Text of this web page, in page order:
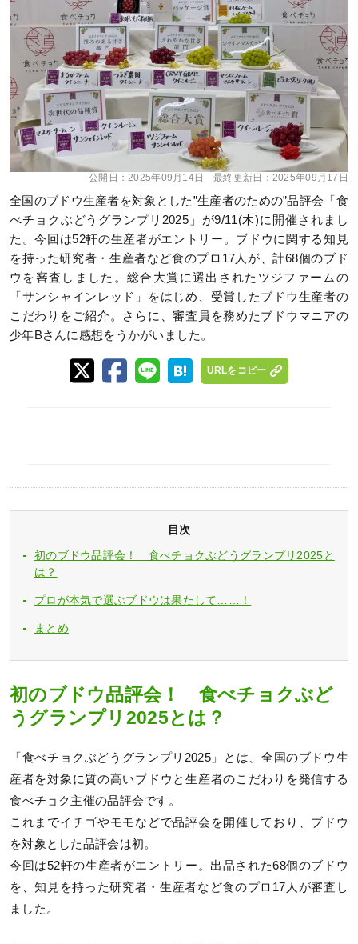
公開日：2025年09月14日 最終更新日： 2025年09月17日
全国のブドウ生産者を対象とした”生産者のための”品評会「食
べチョクぶどうグランプリ2025」が9/11(木)に開催されまし
た。今回は52軒の生産者がエントリー。ブドウに関する知見
を持った研究者・生産者など食のプロ17人が、計68個のブド
ウを審査しました。総合大賞に選出されたツジファームの
「サンシャインレッド」をはじめ、受賞したブドウ生産者の
こだわりをご紹介。さらに、審査員を務めたブドウマニアの
少年Bさんに感想をうかがいました。
URLをコピー
目次
初のブドウ品評会！ 食べチョクぶどうグランプリ2025と
は？
プロが本気で選ぶブドウは果たして……！
まとめ
初のブドウ品評会！ 食べチョクぶど
うグランプリ2025とは？
「食べチョクぶどうグランプリ2025」とは、全国のブドウ生
産者を対象に質の高いブドウと生産者のこだわりを発信する
食べチョク主催の品評会です。
これまでイチゴやモモなどで品評会を開催しており、ブドウ
を対象とした品評会は初。
今回は52軒の生産者がエントリー。出品された68個のブドウ
を、知見を持った研究者・生産者など食のプロ17人が審査し
ました。